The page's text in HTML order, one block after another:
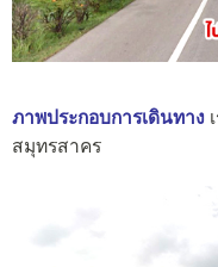
ภาพประกอบการเดินทาง
สมุทรสาคร